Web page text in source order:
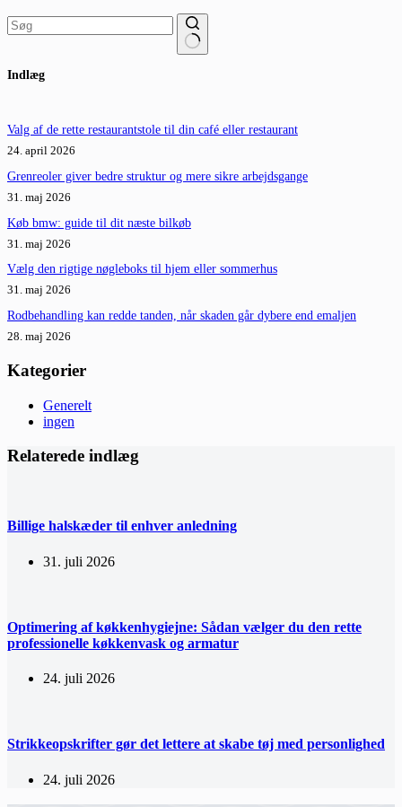
resultater
Indlæg
Valg af de rette restaurantstole til din café eller restaurant
24. april 2026
Grenreoler giver bedre struktur og mere sikre arbejdsgange
31. maj 2026
Køb bmw: guide til dit næste bilkøb
31. maj 2026
Vælg den rigtige nøgleboks til hjem eller sommerhus
31. maj 2026
Rodbehandling kan redde tanden, når skaden går dybere end emaljen
28. maj 2026
Kategorier
Generelt
ingen
Relaterede indlæg
Billige halskæder til enhver anledning
31. juli 2026
Optimering af køkkenhygiejne: Sådan vælger du den rette
professionelle køkkenvask og armatur
24. juli 2026
Strikkeopskrifter gør det lettere at skabe tøj med personlighed
24. juli 2026